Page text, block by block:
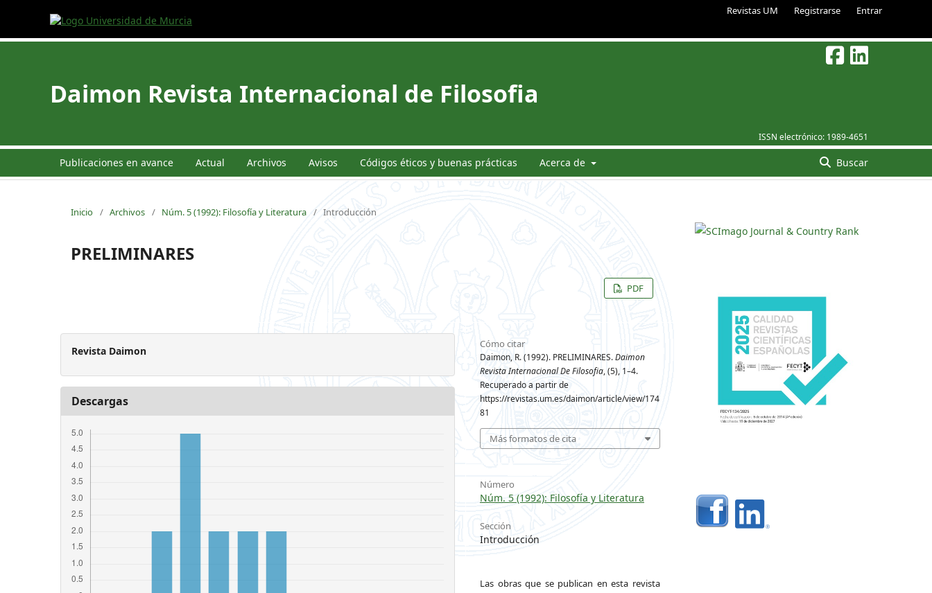
Revistas UM Registrarse Entrar
ISSN electrónico: 1989-4651
Daimon Revista Internacional de Filosofia
Publicaciones en avance Actual Archivos Avisos Códigos éticos y buenas prácticas Acerca de Buscar
Inicio / Archivos / Núm. 5 (1992): Filosofía y Literatura / Introducción
PRELIMINARES
PDF
Revista Daimon
Descargas
Cómo citar
Daimon, R. (1992). PRELIMINARES.Daimon
Revista Internacional De Filosofia, (5), 1–4.
Recuperado a partir de
https://revistas.um.es/daimon/article/view/174
81
Más formatos de cita
Número
Núm. 5 (1992): Filosofía y Literatura
Sección
Introducción
Las obras que se publican en esta revista